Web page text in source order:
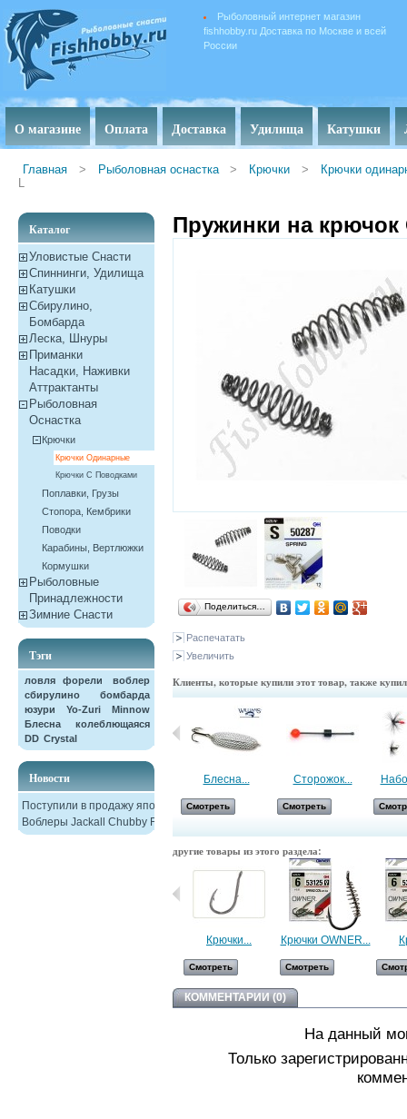
Рыболовный интернет магазин
fishhobby.ru Доставка по Москве и всей
России
О магазине Оплата Доставка Удилища Катушки
Главная > Рыболовная оснастка > Крючки >
Крючки
L
Каталог
Уловистые Снасти
Спиннинги, Удилища
Катушки
Сбирулино,
Бомбарда
Леска, Шнуры
Приманки
Насадки, Наживки
Aттрактанты
Рыболовная
Оснастка
Крючки
Крючки Одинарные
Крючки С Поводками
Поплавки, Грузы
Стопора, Кембрики
Поводки
Карабины, Вертлюжки
Кормушки
Рыболовные
Принадлежности
Зимние Снасти
Тэги
ловля форели
воблер
сбирулино
бомбарда
юзури
Yo-Zuri
Minnow
Блесна колеблющаяся
DD Crystal
Новости
Поступили в продажу японские
Воблеры Jackall Chubby F38
Пружинки на крючок
Поделиться…
Распечатать
Увеличить
Клиенты, которые купили этот товар, также
Смотреть
Блесна...
Смотреть
Сторожок...
Смотреть
другие товары из этого раздела:
Крючки...
Смотреть
Крючки OWNER...
Смотреть
КОММЕНТАРИИ (0)
На данный
Только